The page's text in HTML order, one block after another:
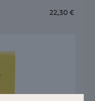
22,30 €